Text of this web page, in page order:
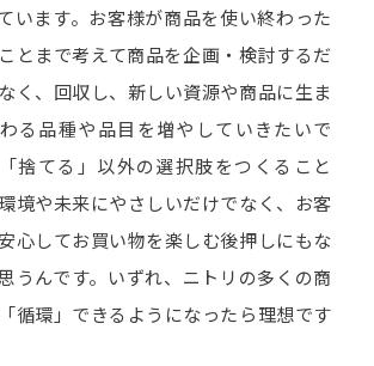
います。お客様が商品を使い終わった
とまで考えて商品を企画・検討するだ
く、回収し、新しい資源や商品に生ま
る品種や品目を増やしていきたいで
捨てる」以外の選択肢をつくること
境や未来にやさしいだけでなく、お客
心してお買い物を楽しむ後押しにもな
うんです。いずれ、ニトリの多くの商
循環」できるようになったら理想です